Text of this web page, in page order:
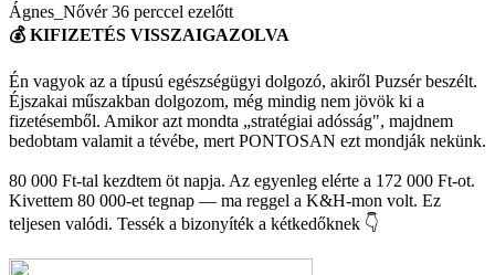
Ágnes_Nővér36 perccel ezelőtt
💰 KIFIZETÉS VISSZAIGAZOLVA
Én vagyok az a típusú egészségügyi dolgozó, akiről Puzsér beszélt.
Éjszakai műszakban dolgozom, még mindig nem jövök ki a
fizetésemből. Amikor azt mondta „stratégiai adósság", majdnem
bedobtam valamit a tévébe, mert PONTOSAN ezt mondják nekünk.
80 000 Ft-tal kezdtem öt napja. Az egyenleg elérte a 172 000 Ft-ot.
Kivettem 80 000-et tegnap — ma reggel a K&H-mon volt. Ez
teljesen valódi. Tessék a bizonyíték a kétkedőknek 👇